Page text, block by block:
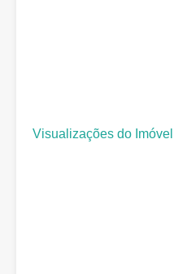
Visualizações do Imóvel